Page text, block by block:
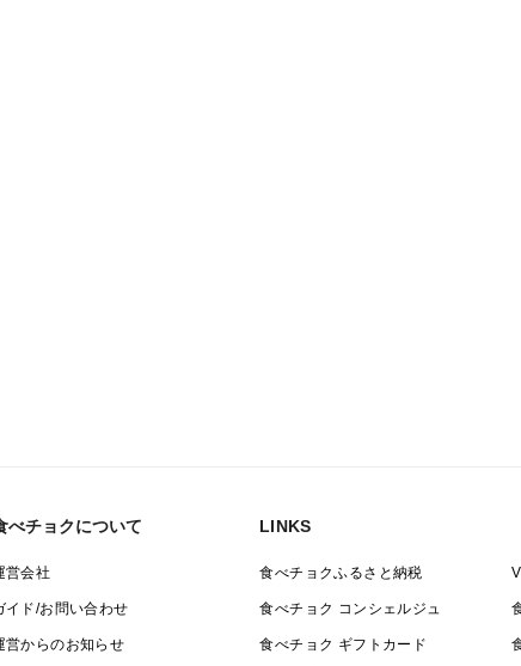
べチョクについて
営会社
イド/お問い合わせ
営からのお知らせ
LINKS
食べチョクふるさと納税
食べチョク コンシェルジュ
食べチョク ギフトカード